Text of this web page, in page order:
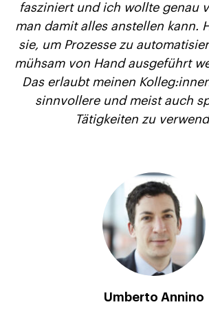
fasziniert und ich wollte genau
man damit alles anstellen kann.
sie, um Prozesse zu
mühsam von Hand ausgeführt
Das erlaubt meinen
sinnvollere und meist auch
Tätigkeiten zu
Umberto Annino